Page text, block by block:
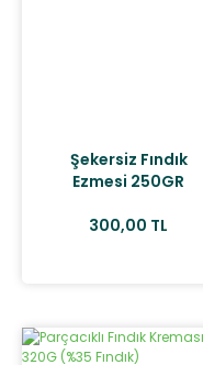
Şekersiz Fındık
Ezmesi 250GR
300,00 TL